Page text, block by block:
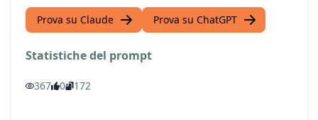
Prova su Claude Prova su ChatGPT
Statistiche del prompt
367 0 172